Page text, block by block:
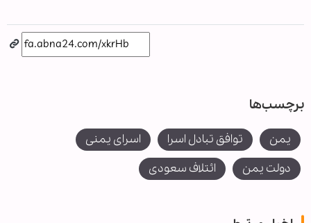
برچسب‌ها
یمن توافق تبادل اسرا
اسرای یمنی
دولت یمن
ائتلاف سعودی